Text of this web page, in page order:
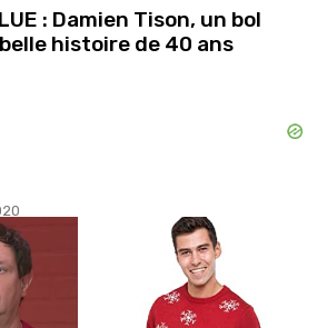
: Damien Tison, un bol
histoire de 40 ans